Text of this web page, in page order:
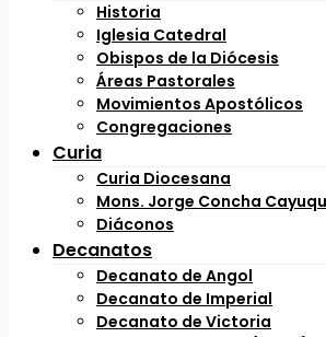
Historia
Iglesia Catedral
Obispos de la Diócesis
Áreas Pastorales
Movimientos Apostólicos
Congregaciones
Curia
Curia Diocesana
Mons. Jorge Concha
Diáconos
Decanatos
Decanato de Angol
Decanato de Imperial
Decanato de Victoria